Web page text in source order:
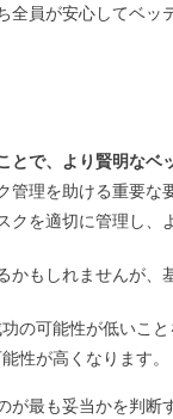
全員が安心してベ
で、より賢明なベ
管理を助ける重要
を適切に管理し、
かもしれませんが、
の可能性が低いこと
性が高くなります。
最も妥当かを判断